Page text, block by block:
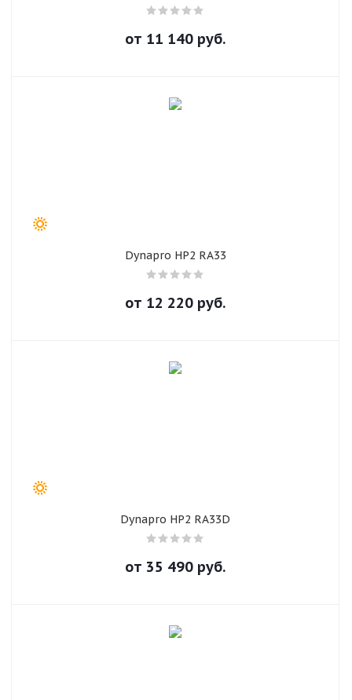
от 11 140 руб.
Dynapro HP2 RA33
от 12 220 руб.
Dynapro HP2 RA33D
от 35 490 руб.